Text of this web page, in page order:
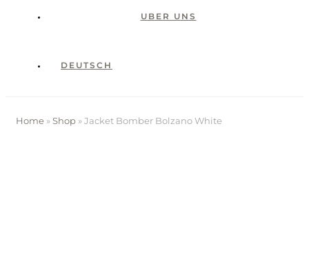
UBER UNS
DEUTSCH
Home »Shop »Jacket Bomber Bolzano White